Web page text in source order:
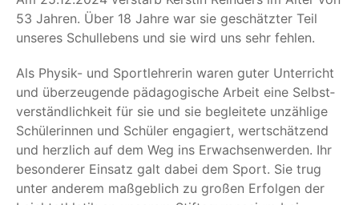
53 Jah­ren. Über 18 Jah­re war sie geschätz­ter Teil
unse­res Schul­le­bens und sie wird uns sehr fehlen.
Als Phy­sik- und Sport­leh­re­rin waren guter Unter­richt
und über­zeu­gen­de päd­ago­gi­sche Arbeit eine Selbst­
ver­ständ­lich­keit für sie und sie beglei­te­te unzäh­li­ge
Schü­le­rin­nen und Schü­ler enga­giert, wert­schät­zend
und herz­lich auf dem Weg ins Erwach­sen­wer­den. Ihr
beson­de­rer Ein­satz galt dabei dem Sport. Sie trug
unter ande­rem maß­geb­lich zu gro­ßen Erfol­gen der